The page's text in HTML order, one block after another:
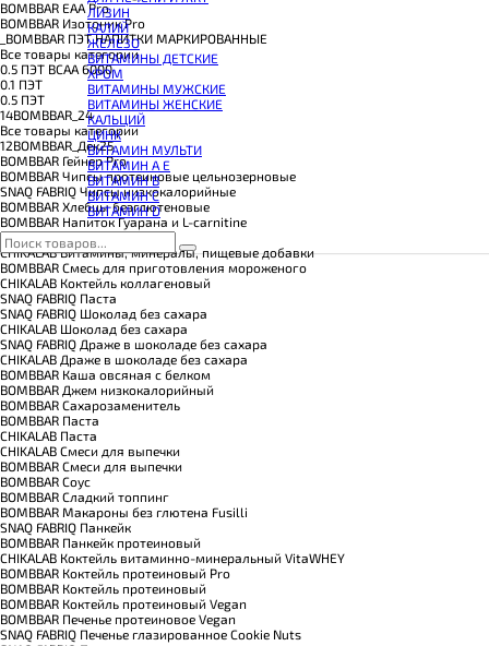
КРЕАТИН
ПОЛЕЗНЫЕ ЖИРЫ
ПРОТЕИН
ПРОТЕИНОВОЕ ПЕЧЕНЬЕ
ПРОТЕИНОВЫЕ БАТОНЧИКИ
ПРОТЕИНОВЫЕ КАШИ
ТЕСТОБУСТЕРЫ
ЦИТРУЛЛИН МАЛАТ
ПРЕДТРЕНИРОВОЧНЫЕ КОМПЛЕКСЫ
ЭНЕРГЕТИКИ И ЖИРОСЖИГАТЕЛИ#
ЛИЗИН
КАЛИЙ
ЖЕЛЕЗО
ВИТАМИНЫ ДЕТСКИЕ
ХРОМ
ВИТАМИНЫ МУЖСКИЕ
ВИТАМИНЫ ЖЕНСКИЕ
КАЛЬЦИЙ
ЦИНК
ВИТАМИН МУЛЬТИ
ВИТАМИН A E
ВИТАМИН B
ВИТАМИН C
ВИТАМИН D
BOMBBAR EAA Pro
BOMBBAR Изотоник Pro
_BOMBBAR ПЭТ НАПИТКИ МАРКИРОВАННЫЕ
Все товары категории
0.5 ПЭТ ВСАА 6000
0.1 ПЭТ
0.5 ПЭТ
14BOMBBAR_24
Все товары категории
12BOMBBAR_Дек25
BOMBBAR Гейнер Pro
BOMBBAR Чипсы протеиновые цельнозерновые
SNAQ FABRIQ Чипсы низкокалорийные
BOMBBAR Хлебцы безглютеновые
BOMBBAR Напиток Гуарана и L-carnitine
BOMBBAR Напиток с BCAA
CHIKALAB Витамины, минералы, пищевые добавки
BOMBBAR Смесь для приготовления мороженого
CHIKALAB Коктейль коллагеновый
SNAQ FABRIQ Паста
SNAQ FABRIQ Шоколад без сахара
CHIKALAB Шоколад без сахара
SNAQ FABRIQ Драже в шоколаде без сахара
CHIKALAB Драже в шоколаде без сахара
BOMBBAR Каша овсяная с белком
BOMBBAR Джем низкокалорийный
BOMBBAR Сахарозаменитель
BOMBBAR Паста
CHIKALAB Паста
CHIKALAB Смеси для выпечки
BOMBBAR Смеси для выпечки
BOMBBAR Соус
BOMBBAR Сладкий топпинг
BOMBBAR Макароны без глютена Fusilli
SNAQ FABRIQ Панкейк
BOMBBAR Панкейк протеиновый
CHIKALAB Коктейль витаминно-минеральный VitaWHEY
BOMBBAR Коктейль протеиновый Pro
BOMBBAR Коктейль протеиновый
BOMBBAR Коктейль протеиновый Vegan
BOMBBAR Печенье протеиновое Vegan
SNAQ FABRIQ Печенье глазированное Cookie Nuts